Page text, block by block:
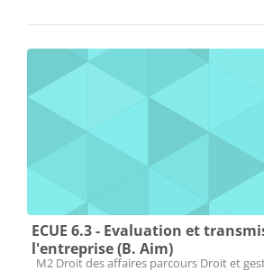
ECUE 6.3 - Evaluation et
l'entreprise (B. Aim)
Catégorie de cours
M2 Droit des affaires parcours Droit et